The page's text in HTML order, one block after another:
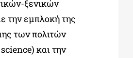
ξενικών
την εμπλοκή της
των πολιτών
και την